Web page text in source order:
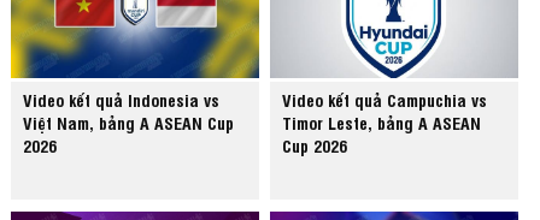
Video kết quả Indonesia vs
Việt Nam, bảng A ASEAN Cup
2026
Video kết quả Campuchia vs
Timor Leste, bảng A ASEAN
Cup 2026